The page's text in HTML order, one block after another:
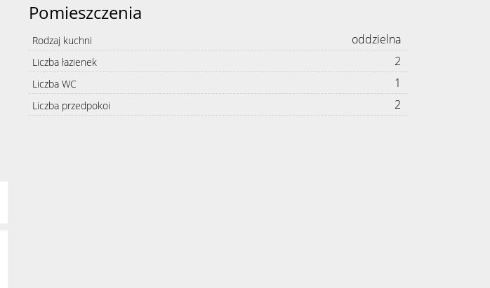
Pomieszczenia
Rodzaj kuchni oddzielna
Liczba łazienek 2
Liczba WC 1
Liczba przedpokoi 2